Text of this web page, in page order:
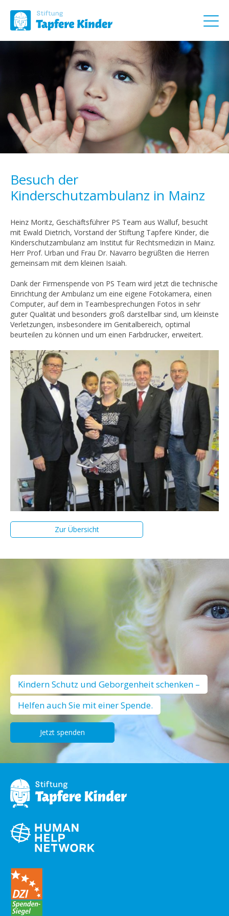
Besuch der
Kinderschutzambulanz in Mainz
Heinz Moritz, Geschäftsführer PS Team aus Walluf, besucht
mit Ewald Dietrich, Vorstand der Stiftung Tapfere Kinder, die
Kinderschutzambulanz am Institut für Rechtsmedizin in Mainz.
Herr Prof. Urban und Frau Dr. Navarro begrüßten die Herren
gemeinsam mit dem kleinen Isaiah.
Dank der Firmenspende von PS Team wird jetzt die technische
Einrichtung der Ambulanz um eine eigene Fotokamera, einen
Computer, auf dem in Teambesprechungen Fotos in sehr
guter Qualität und besonders groß darstellbar sind, um kleinste
Verletzungen, insbesondere im Genitalbereich, optimal
beurteilen zu können und um einen Farbdrucker, erweitert.
Zur Übersicht
Kindern Schutz und Geborgenheit schenken –
Helfen auch Sie mit einer Spende.
Jetzt spenden